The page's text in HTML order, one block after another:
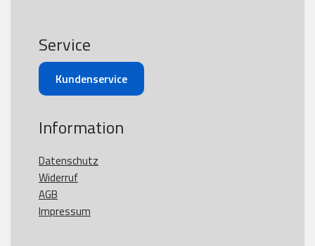
Service
Kundenservice
Information
Datenschutz
Widerruf
AGB
Impressum